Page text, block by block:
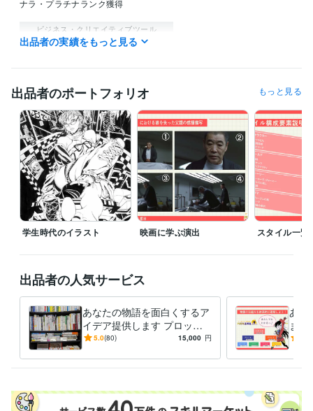
ナラ・プラチナランク獲得
ビジネス・クリエイティブツール
Excel:10年Google スプレッドシート:3年
CLIP STUDIO PAINT:3年
得意分野
ライティング・翻訳 物語創作・物語分析・キャラクター作成
小説 漫画 脚本
出品者の実績をもっと見る
出品者のポートフォリオ もっと見る
学生時代のイラスト 映画に学ぶ演出 スタイル一覧
出品者の人気サービス
あなたの物語を面白くするア
イデア提供します プロット
段階・二次創作・完成済・構
5.0(80) 15,000 円
あな
ま
し